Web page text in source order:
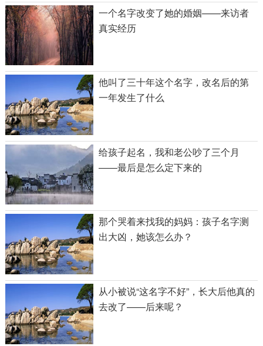
一个名字改变了她的婚姻——来访者
真实经历
他叫了三十年这个名字，改名后的第
一年发生了什么
给孩子起名，我和老公吵了三个月
——最后是怎么定下来的
那个哭着来找我的妈妈：孩子名字测
出大凶，她该怎么办？
从小被说“这名字不好”，长大后他真的
去改了——后来呢？